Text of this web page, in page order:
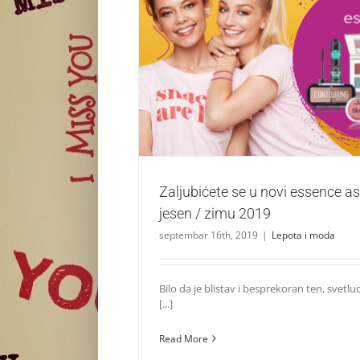
Zaljubićete se u novi essence asortiman
2019
Lepota i moda
Zaljubićete se u novi essence
jesen / zimu 2019
septembar 16th, 2019 | Lepota i moda
Bilo da je blistav i besprekoran ten,
[...]
Read More